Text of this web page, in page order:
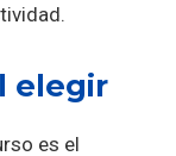
elegir
es el